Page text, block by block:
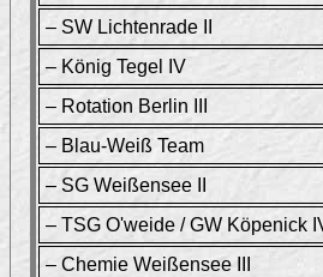
– SW Lichtenrade II
– König Tegel IV
– Rotation Berlin III
– Blau-Weiß Team
– SG Weißensee II
– TSG O'weide / GW Köpenick
– Chemie Weißensee III